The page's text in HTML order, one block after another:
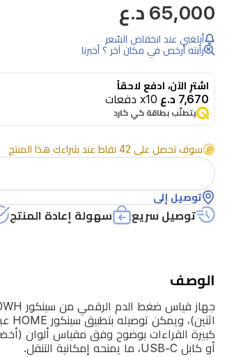
قياس
ضغط
الدم
من
سينكور
1500WH
مصمم
للاستخدام
المنزلي
بدقة
قراءات
الضغط
الانقباضي
والانبساطي
65,000 د.ع
أبلغني عند انخفاض السّعر
رأيته أرخص في مكان آخر ؟ أخبرنا
اشترِ الآن، ادفع لاحقاً
7,670 د.ع x10 دفعات
يتطلّب بطاقة كي كارد
سوف تحصل على 42 نقاط عند شراءك هذا المنتج
توصيل إلى
توصيل سريع سهولة إعادة المنتج
الوصف
أو كابل USB-C، ما يمنحه إمكانية التنقل.